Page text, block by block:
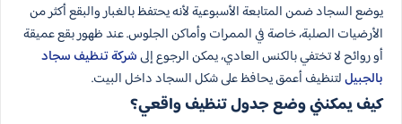
يوضع السجاد ضمن المتابعة الأسبوعية لأنه يحتفظ بالغبار والبقع أكثر من
الأرضيات الصلبة، خاصة في الممرات وأماكن الجلوس. عند ظهور بقع عميقة
أو روائح لا تختفي بالكنس العادي، يمكن الرجوع إلىشركة تنظيف سجاد
بالجبيللتنظيف أعمق يحافظ على شكل السجاد داخل البيت.
كيف يمكنني وضع جدول تنظيف واقعي؟